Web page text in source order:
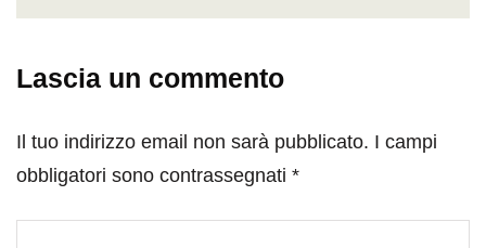
Lascia un commento
Il tuo indirizzo email non sarà pubblicato. I campi
obbligatori sono contrassegnati *